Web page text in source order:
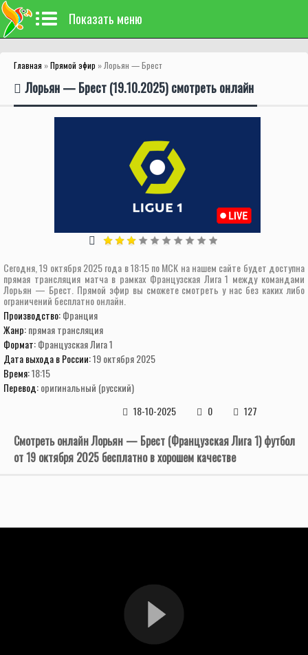
Показать меню
Главная »Прямой эфир » Лорьян — Брест
Лорьян — Брест (19.10.2025) смотреть онлайн
Сегодня, 19 октября 2025 года в 18:15 по МСК на нашем сайте будет доступна
прямая трансляция матча в рамках Французская Лига 1 между командами
Лорьян — Брест. Прямой эфир вы сможете смотреть у нас без каких либо
ограничений бесплатно онлайн.
Производство:Франция
Жанр:прямая трансляция
Формат:Французская Лига 1
Дата выхода в России:19 октября 2025
Время:18:15
Перевод:оригинальный (русский)
18-10-2025
0 127
Смотреть онлайн Лорьян — Брест (Французская Лига 1) футбол
от 19 октября 2025 бесплатно в хорошем качестве